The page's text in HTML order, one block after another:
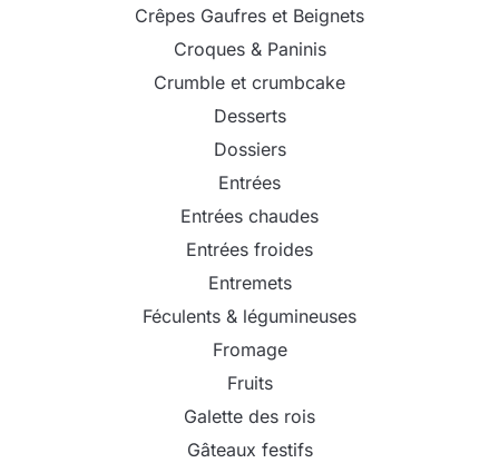
Crêpes Gaufres et Beignets
Croques & Paninis
Crumble et crumbcake
Desserts
Dossiers
Entrées
Entrées chaudes
Entrées froides
Entremets
Féculents & légumineuses
Fromage
Fruits
Galette des rois
Gâteaux festifs